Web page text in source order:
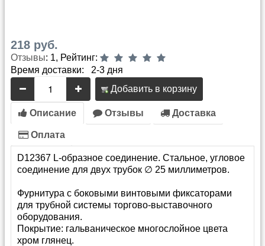
218 руб.
Отзывы: 1, Рейтинг:
Время доставки: 2-3 дня
Добавить в корзину
Описание Отзывы Доставка
Оплата
D12367 L-образное соединение. Стальное, угловое
соединение для двух трубок ∅ 25 миллиметров.
Фурнитура с боковыми винтовыми фиксаторами
для трубной системы торгово-выставочного
оборудования.
Покрытие: гальваническое многослойное цвета
хром глянец.